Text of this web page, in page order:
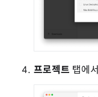
프로젝트 탭에서